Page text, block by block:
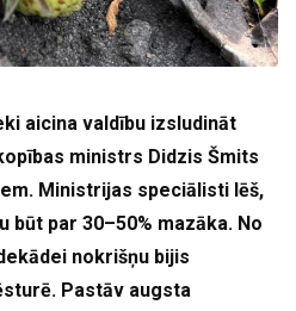
aicina valdību izsludināt
ministrs Didzis Šmits
Ministrijas speciālisti lēš,
būt par 30–50% mazāka. No
nokrišņu bijis
Pastāv augsta